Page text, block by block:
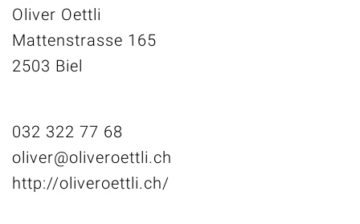
Oliver Oettli
Mattenstrasse 165
2503 Biel
032 322 77 68
oliver@oliveroettli.ch
http://oliveroettli.ch/